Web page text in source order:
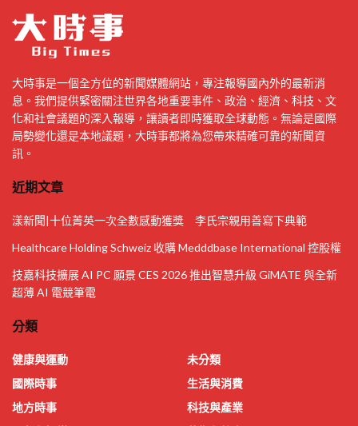
大時事是一個全方位的新聞媒體網站，專注報導國內外的最新消
息。我們提供緊密關注世界各地重要事件、政治、經濟、科技、文
化和社會議題的深入報導，讓讀者即時獲取全球動態。無論是國際
局勢變化還是本地議題，大時事都將為您帶來精確可靠的新聞資
訊。
近期文章
漾新聞|十位菁英一次全數感動獲獎 李氏宗親用善寫下典範
Healthcare Holding Schweiz 收購 Medddbase International 控股權
技嘉科技擴展 AI PC 願景 CES 2026 推出智慧升級 GiMATE 與全新
超薄 AI 電競筆電
分類
健康與運動
國際時事
地方時事
未分類
生活與消費
科技與產業